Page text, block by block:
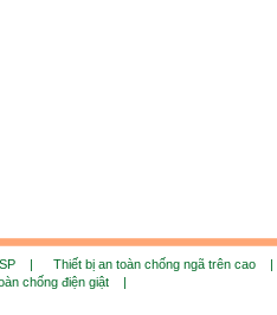
SP |
Thiết bị an toàn chống ngã trên cao |
chống điện giật |